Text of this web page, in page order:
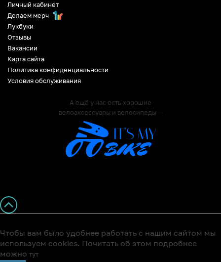
Личный кабинет
Делаем мерч
Лукбуки
Отзывы
Вакансии
Карта сайта
Политика конфиденциальности
Условия обслуживания
А ещё у нас есть хорошие
велоаксессуары и велосипеды —
Чтобы вам было удобнее работать с нашим сайтом мы
используем cookies. Почитать об этом подробнее
можно тут